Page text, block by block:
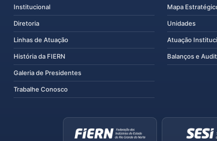
Institucional
Diretoria
Linhas de Atuação
História da FIERN
Galeria de Presidentes
Trabalhe Conosco
Mapa
Unidades
Atuação
Balanços e